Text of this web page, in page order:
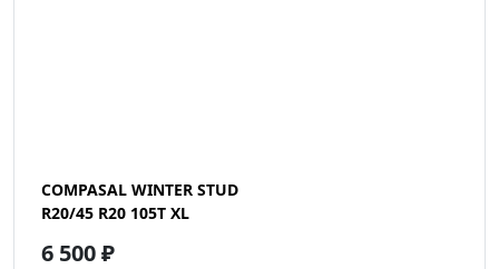
COMPASAL WINTER STUD
R20/45 R20 105T XL
6 500 ₽